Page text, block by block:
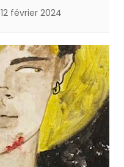
12 février 2024